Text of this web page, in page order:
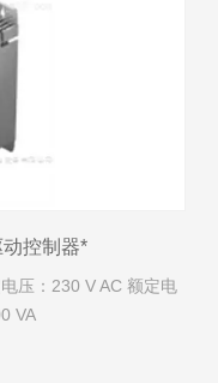
控制器*
压：230 V AC 额定电
VA